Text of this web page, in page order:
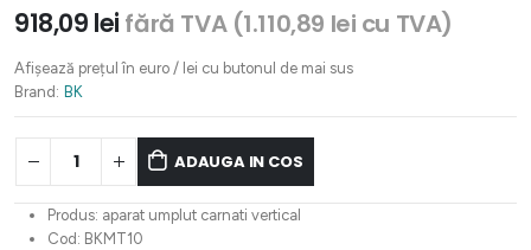
918,09 lei fără TVA (1.110,89 lei cu TVA)
Afișează prețul în euro / lei cu butonul de mai sus
Brand: BK
ADAUGA IN COS
Produs: aparat umplut carnati vertical
Cod: BKMT10